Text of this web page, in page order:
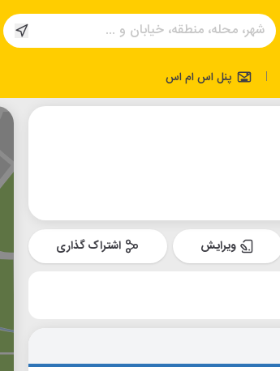
| پنل اس ام اس
ویرایش اشتراک گذاری